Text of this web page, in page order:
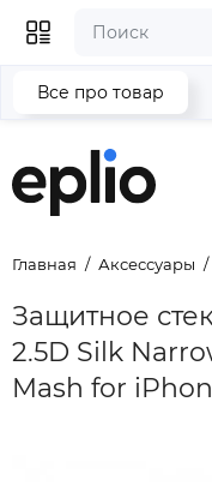
Главная Аксессуары
Защитное
2.5D Silk
Mash for
Все про товар